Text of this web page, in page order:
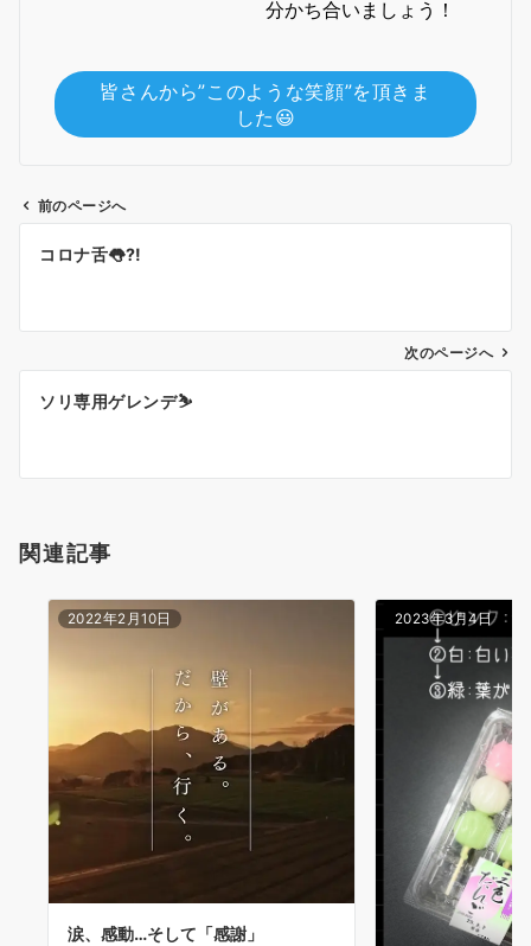
分かち合いましょう！
皆さんから”このような笑顔”を頂きま
した😃
ン
前のページへ
コロナ舌👅?!
次のページへ
ソリ専用ゲレンデ⛷
関連記事
2022年2月10日
涙、感動…そして「感謝」
2023年3月4日